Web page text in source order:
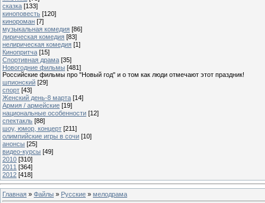
сказка [133]
киноповесть [120]
кинороман [7]
музыкальная комедия [86]
лирическая комедия [83]
нелирическая комедия [1]
Кинопритча [15]
Спортивная драма [35]
Новогодние фильмы [481]
Российские фильмы про "Новый год" и о том как люди отмечают этот праздник!
шпионский [29]
спорт [43]
Женский день-8 марта [14]
Армия / армейские [19]
национальные особенности [12]
спектакль [88]
шоу, юмор, концерт [211]
олимпийские игры в сочи [10]
анонсы [25]
видео-курсы [49]
2010 [310]
2011 [364]
2012 [418]
Главная » Файлы » Русские » мелодрама